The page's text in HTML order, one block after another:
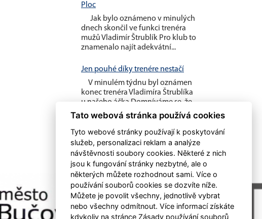
Ploc
Jak bylo oznámeno v minulých
dnech skončil ve funkci trenéra
mužů Vladimír Štrublík Pro klub to
znamenalo najít adekvátní...
Jen pouhé díky trenére nestačí
V minulém týdnu byl oznámen
konec trenéra Vladimíra Štrublíka
u našeho áčka Domníváme se, že
pouhé poděkování nestačí....
Tato webová stránka používá cookies
Tyto webové stránky používají k poskytování
služeb, personalizaci reklam a analýze
návštěvnosti soubory cookies. Některé z nich
jsou k fungování stránky nezbytné, ale o
některých můžete rozhodnout sami. Více o
používání souborů cookies se dozvíte níže.
Můžete je povolit všechny, jednotlivě vybrat
nebo všechny odmítnout. Více informací získáte
kdykoliv na stránce Zásady používání souborů